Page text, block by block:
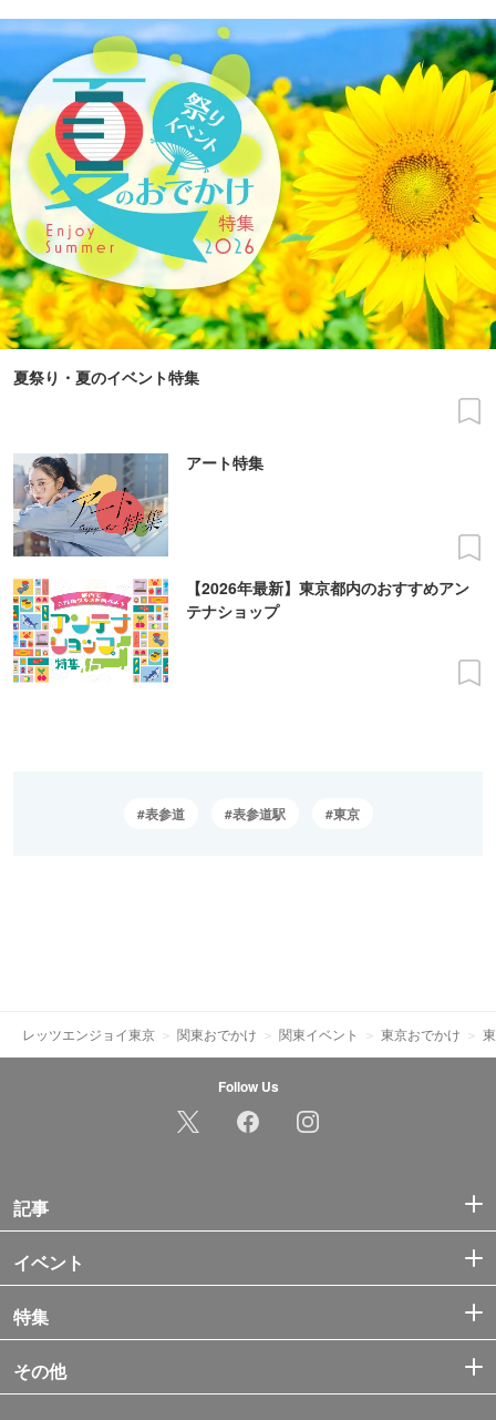
夏祭り・夏のイベント特集
アート特集
【2026年最新】東京都内のおすすめアン
テナショップ
表参道 表参道駅 東京
レッツエンジョイ東京 関東おでかけ 関東イベント 東京おでかけ
Follow Us
記事
イベント
特集
その他